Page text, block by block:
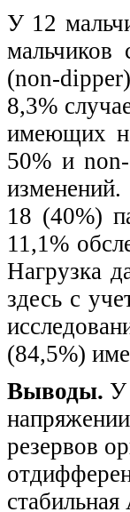
У 12
(non-
8,3%
имеющих
50% и
18 (40%)
11,1%
Нагрузка
здесь с
(84,5%)
Выводы. У
резервов